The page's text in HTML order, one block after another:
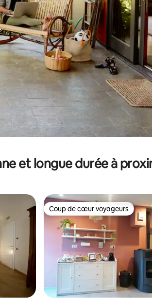
et longue durée à
: 5 sur 5
Coup de cœur voyageurs
Coup de cœur voyageurs